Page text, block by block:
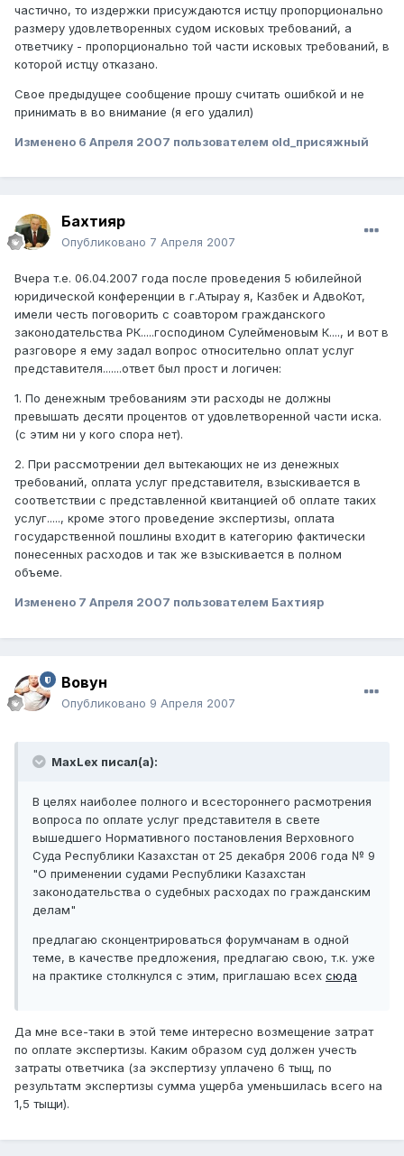
частично, то издержки присуждаются истцу пропорционально
размеру удовлетворенных судом исковых требований, а
ответчику - пропорционально той части исковых требований, в
которой истцу отказано.
Свое предыдущее сообщение прошу считать ошибкой и не
принимать в во внимание (я его удалил)
Изменено 6 Апреля 2007 пользователем old_присяжный
Бахтияр
Опубликовано 7 Апреля 2007
Вчера т.е. 06.04.2007 года после проведения 5 юбилейной
юридической конференции в г.Атырау я, Казбек и АдвоКот,
имели честь поговорить с соавтором гражданского
законодательства РК.....господином Сулейменовым К...., и вот в
разговоре я ему задал вопрос относительно оплат услуг
представителя.......ответ был прост и логичен:
1. По денежным требованиям эти расходы не должны
превышать десяти процентов от удовлетворенной части иска.
(с этим ни у кого спора нет).
2. При рассмотрении дел вытекающих не из денежных
требований, оплата услуг представителя, взыскивается в
соответствии с представленной квитанцией об оплате таких
услуг....., кроме этого проведение экспертизы, оплата
государственной пошлины входит в категорию фактически
понесенных расходов и так же взыскивается в полном
объеме.
Изменено 7 Апреля 2007 пользователем Бахтияр
Вовун
Опубликовано 9 Апреля 2007
MaxLex писал(а):
В целях наиболее полного и всестороннего расмотрения
вопроса по оплате услуг представителя в свете
вышедшего Нормативного постановления Верховного
Суда Республики Казахстан от 25 декабря 2006 года № 9
"О применении судами Республики Казахстан
законодательства о судебных расходах по гражданским
делам"
предлагаю сконцентрироваться форумчанам в одной
теме, в качестве предложения, предлагаю свою, т.к. уже
на практике столкнулся с этим, приглашаю всех сюда
Да мне все-таки в этой теме интересно возмещение затрат
по оплате экспертизы. Каким образом суд должен учесть
затраты ответчика (за экспертизу уплачено 6 тыщ, по
результатм экспертизы сумма ущерба уменьшилась всего на
1,5 тыщи).